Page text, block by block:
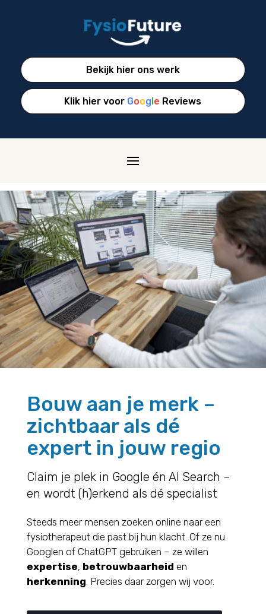
Bekijk hier ons werk
Klik hier voor Goog e Reviews
Bouw aan je merk –
zichtbaar als dé
expert in jouw regio
Claim je plek in Google én AI Search –
en wordt (h)erkend als dé specialist
Steeds meer mensen zoeken online naar een
fysiotherapeut die past bij hun klacht. Of ze nu
Googlen of ChatGPT gebruiken – ze willen
expertise, betrouwbaarheid en
herkenning . Precies daar zorgen wij voor.